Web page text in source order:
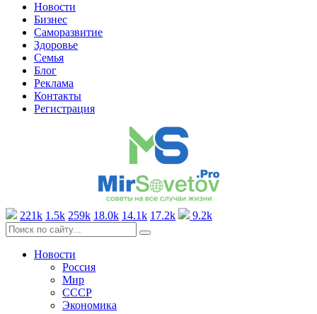
Новости
Бизнес
Саморазвитие
Здоровье
Семья
Блог
Реклама
Контакты
Регистрация
221k 1.5k 259k 18.0k 14.1k 17.2k 9.2k
Новости
Россия
Мир
СССР
Экономика